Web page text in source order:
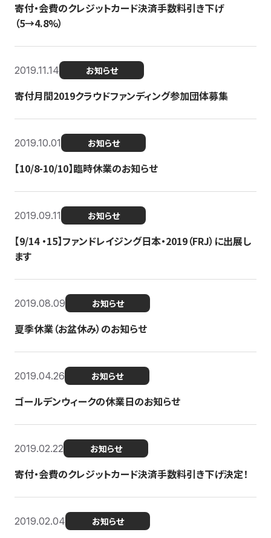
寄付・会費のクレジットカード決済手数料引き下げ
（5→4.8%）
2019.11.14 お知らせ
寄付月間2019クラウドファンディング参加団体募集
2019.10.01 お知らせ
【10/8-10/10】臨時休業のお知らせ
2019.09.11 お知らせ
【9/14 ・15】ファンドレイジング日本・2019（FRJ）に出展し
ます
2019.08.09 お知らせ
夏季休業（お盆休み）のお知らせ
2019.04.26 お知らせ
ゴールデンウィークの休業日のお知らせ
2019.02.22 お知らせ
寄付・会費のクレジットカード決済手数料引き下げ決定！
2019.02.04 お知らせ